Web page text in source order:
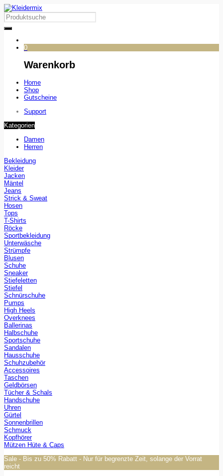
0
Warenkorb
Home
Shop
Gutscheine
Support
Kategorien
Damen
Herren
Bekleidung
Kleider
Jacken
Mäntel
Jeans
Strick & Sweat
Hosen
Tops
T-Shirts
Röcke
Sportbekleidung
Unterwäsche
Strümpfe
Blusen
Schuhe
Sneaker
Stiefeletten
Stiefel
Schnürschuhe
Pumps
High Heels
Overknees
Ballerinas
Halbschuhe
Sportschuhe
Sandalen
Hausschuhe
Schuhzubehör
Accessoires
Taschen
Geldbörsen
Tücher & Schals
Handschuhe
Uhren
Gürtel
Sonnenbrillen
Schmuck
Kopfhörer
Mützen Hüte & Caps
Sale - Bis zu 50% Rabatt - Nur für begrenzte Zeit, solange der Vorrat
reicht